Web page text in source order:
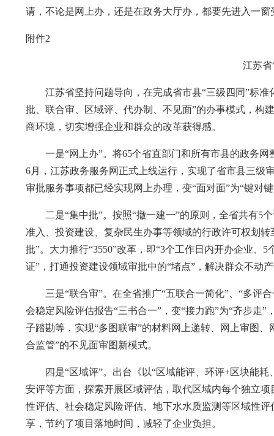
请，不论是网上办，还是在政务大厅办，都要先进入一
附件2
江苏省
江苏省坚持问题导向，在完成省市县“三级四同”标准
批、联合审、区域评、代办制、不见面”的办事模式，构
商环境，切实增强企业和群众的改革获得感。
一是“网上办”。将65个省直部门和所有市县的政务网
6月，江苏政务服务网正式上线运行，实现了省市县三级
审批服务事项都已经实现网上办理，变“面对面”为“键对
二是“集中批”。按照“撤一建一”的原则，全省共有5
准入、投资建设、复杂民生办事等领域的行政许可权划
批”。大力推行“3550”改革，即“3个工作日内开办企业
证”，打通投资建设领域审批中的“堵点”，解决群众不动
三是“联合审”。在全省推广“五联合一简化”、“多评合
会稳定风险评估报告“三书合一”，变“接力跑”为“齐步走
子踏勘等，实现“多图联审”的材料网上递转、网上审图
合监管”的不见面审图新模式。
四是“区域评”。出台《以“区域能评、环评+区块能耗
安评等方面，探索开展区域评估，取代区域内每个独立
性评估、社会稳定风险评估、地下水水质监测等区域性
享，节约了项目落地时间，减轻了企业负担。